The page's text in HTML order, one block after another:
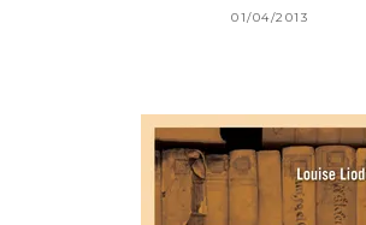
01/04/2013